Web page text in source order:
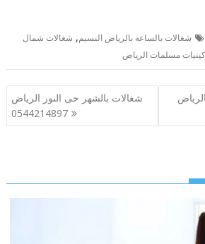
شغالات بالساعه بالرياض النسيم, شغالات شمال
مسلمات الرياض
شغالات بالشهر حى النور الرياض
0544214897